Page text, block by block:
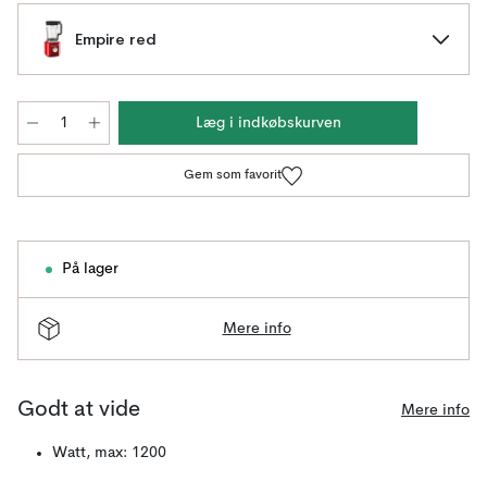
Empire red
Læg i indkøbskurven
Gem som favorit
På lager
Mere info
Godt at vide Mere info
Watt, max: 1200